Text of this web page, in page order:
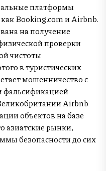
платформы
Booking.com и Airbnb.
на получение
проверки
чистоты
в туристических
мошенничество с
Airbnb
объектов на базе
азиатские рынки,
безопасности до сих